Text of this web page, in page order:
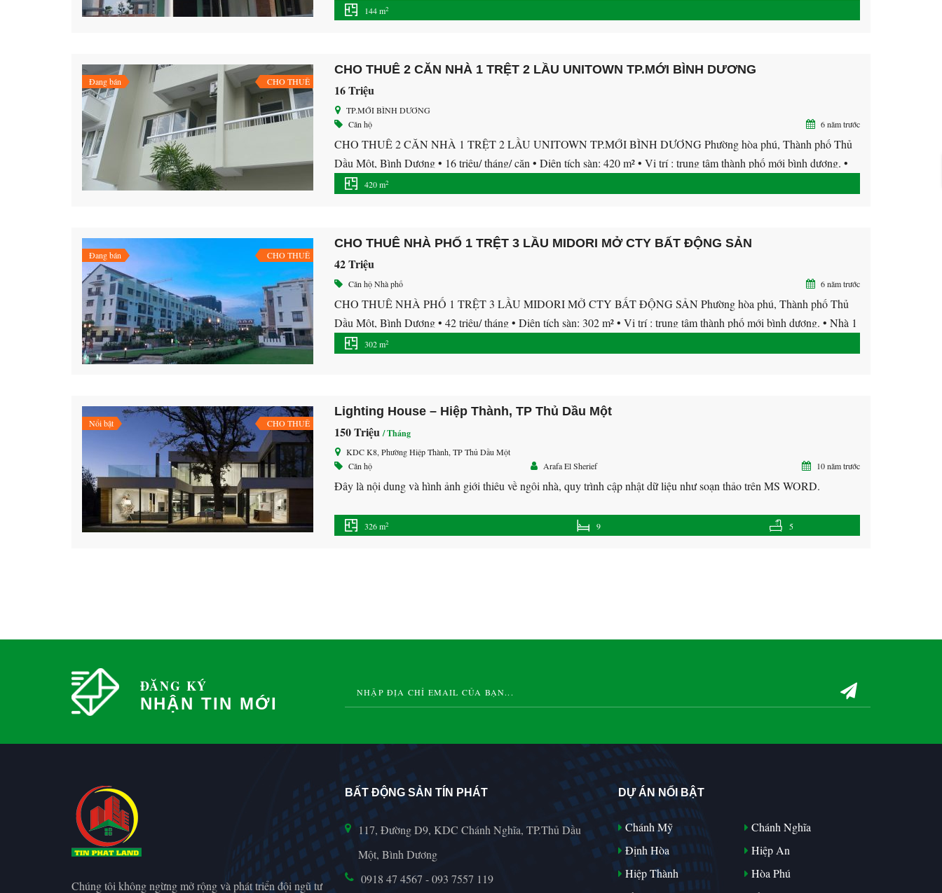
bình dương. Nhà gần KCN VSIP 2 , Sóng Thần 3, Kim […]
144 m2
Đang bán CHO THUÊ
CHO THUÊ 2 CĂN NHÀ 1 TRỆT 2 LẦU UNITOWN TP.MỚI BÌNH DƯƠNG
16 Triệu
TP.MỚI BÌNH DƯƠNG
Căn hộ
6 năm trước
CHO THUÊ 2 CĂN NHÀ 1 TRỆT 2 LẦU UNITOWN TP.MỚI BÌNH DƯƠNG Phường hòa phú, Thành phố Thủ
Dầu Một, Bình Dương • 16 triệu/ tháng/ căn • Diện tích sàn: 420 m² • Vị trí : trung tâm thành phố mới bình dương. •
Nhà 1 trệt 2 lầu 1 sân thượng, • […]
420 m2
Đang bán CHO THUÊ
CHO THUÊ NHÀ PHỐ 1 TRỆT 3 LẦU MIDORI MỞ CTY BẤT ĐỘNG SẢN
42 Triệu
Căn hộNhà phố 6 năm trước
CHO THUÊ NHÀ PHỐ 1 TRỆT 3 LẦU MIDORI MỞ CTY BẤT ĐỘNG SẢN Phường hòa phú, Thành phố Thủ
Dầu Một, Bình Dương • 42 triệu/ tháng • Diện tích sàn: 302 m² • Vị trí : trung tâm thành phố mới bình dương. • Nhà 1
trệt 3 lầu • Khu vực đông […]
302 m2
Nổi bật CHO THUÊ
Lighting House – Hiệp Thành, TP Thủ Dầu Một
150 Triệu/ Tháng
KDC K8, Phường Hiệp Thành, TP Thủ Dầu Một
Căn hộ
Arafa El Sherief 10 năm trước
Đây là nội dung và hình ảnh giới thiêu về ngôi nhà, quy trình cập nhật dữ liệu như soạn thảo trên MS WORD.
326 m2 9 5
ĐĂNG KÝ
NHẬN TIN MỚI
Chúng tôi không ngừng mở rộng và phát triển đội ngũ tư
BẤT ĐỘNG SẢN TÍN PHÁT
117, Đường D9, KDC Chánh Nghĩa, TP.Thủ Dầu
Một, Bình Dương
0918 47 4567 - 093 7557 119
DỰ ÁN NỔI BẬT
Chánh Mỹ
Chánh Nghĩa
Định Hòa
Hiệp An
Hiệp Thành
Hòa Phú